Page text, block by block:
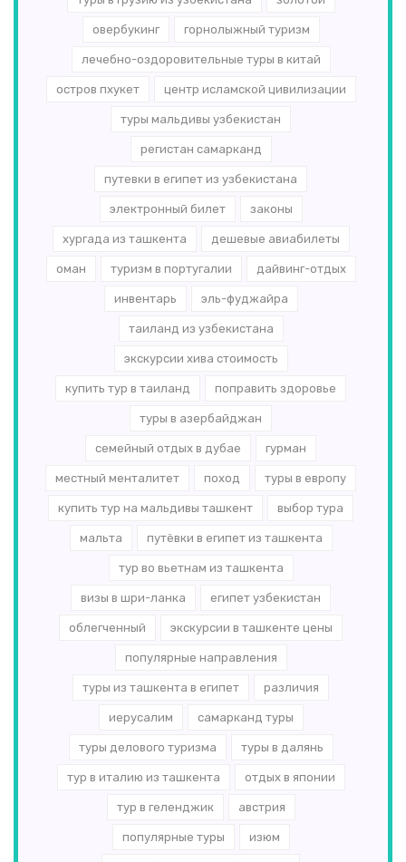
овербукинг горнолыжный туризм
лечебно-оздоровительные туры в китай
остров пхукет центр исламской цивилизации
туры мальдивы узбекистан
регистан самарканд
путевки в египет из узбекистана
электронный билет законы
хургада из ташкента дешевые авиабилеты
оман туризм в португалии дайвинг-отдых
инвентарь эль-­фуджайра
таиланд из узбекистана
экскурсии хива стоимость
купить тур в таиланд поправить здоровье
туры в азербайджан
семейный отдых в дубае гурман
местный менталитет поход туры в европу
купить тур на мальдивы ташкент выбор тура
мальта путёвки в египет из ташкента
тур во вьетнам из ташкента
визы в шри-ланка египет узбекистан
облегченный экскурсии в ташкенте цены
популярные направления
туры из ташкента в египет различия
иерусалим самарканд туры
туры делового туризма туры в далянь
тур в италию из ташкента отдых в японии
тур в геленджик австрия
популярные туры изюм